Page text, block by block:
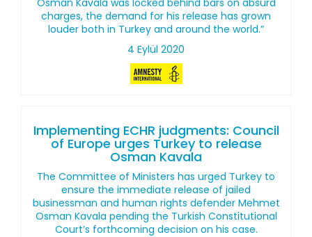
Osman Kavala was locked behind bars on absurd
charges, the demand for his release has grown
louder both in Turkey and around the world.”
4 Eylül 2020
Implementing ECHR judgments: Council
of Europe urges Turkey to release
Osman Kavala
The Committee of Ministers has urged Turkey to
ensure the immediate release of jailed
businessman and human rights defender Mehmet
Osman Kavala pending the Turkish Constitutional
Court’s forthcoming decision on his case.